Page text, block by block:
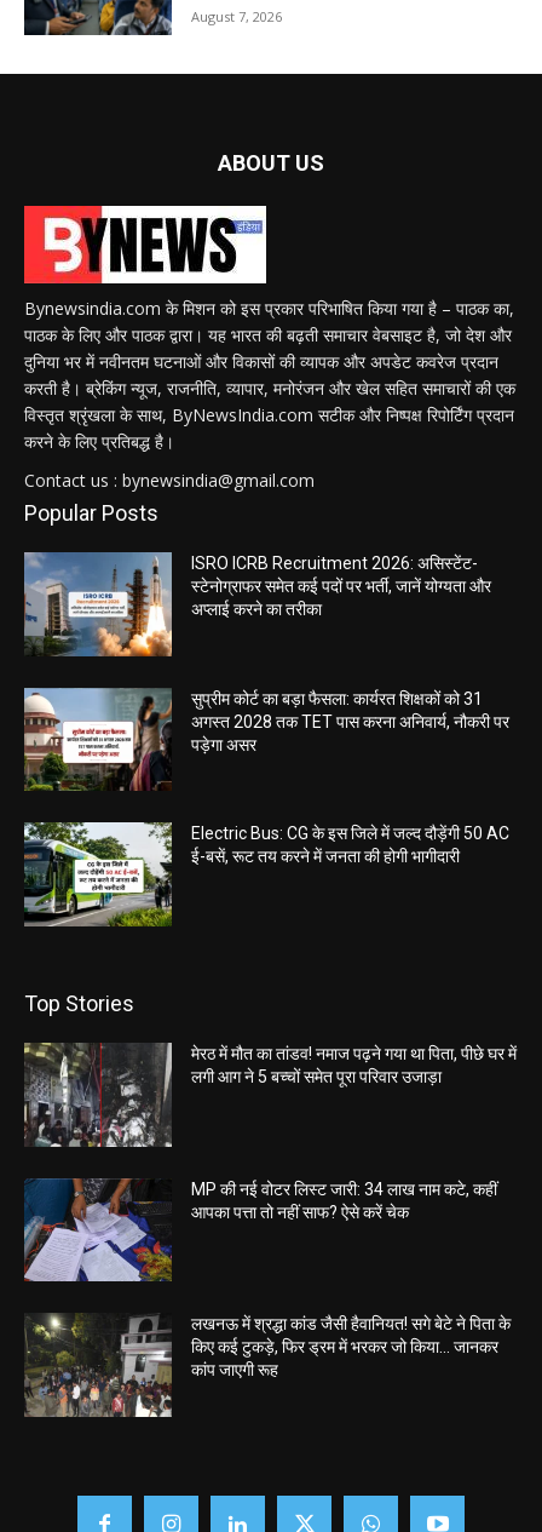
August 7, 2026
ABOUT US
Bynewsindia.com के मिशन को इस प्रकार परिभाषित किया गया है – पाठक का,
पाठक के लिए और पाठक द्वारा। यह भारत की बढ़ती समाचार वेबसाइट है, जो देश और
दुनिया भर में नवीनतम घटनाओं और विकासों की व्यापक और अपडेट कवरेज प्रदान
करती है। ब्रेकिंग न्यूज, राजनीति, व्यापार, मनोरंजन और खेल सहित समाचारों की एक
विस्तृत श्रृंखला के साथ, ByNewsIndia.com सटीक और निष्पक्ष रिपोर्टिंग प्रदान
करने के लिए प्रतिबद्ध है।
Contact us : bynewsindia@gmail.com
Popular Posts
ISRO ICRB Recruitment 2026: असिस्टेंट-
स्टेनोग्राफर समेत कई पदों पर भर्ती, जानें योग्यता और
अप्लाई करने का तरीका
सुप्रीम कोर्ट का बड़ा फैसला: कार्यरत शिक्षकों को 31
अगस्त 2028 तक TET पास करना अनिवार्य, नौकरी पर
पड़ेगा असर
Electric Bus: CG के इस जिले में जल्द दौड़ेंगी 50 AC
ई-बसें, रूट तय करने में जनता की होगी भागीदारी
Top Stories
मेरठ में मौत का तांडव! नमाज पढ़ने गया था पिता, पीछे घर में
लगी आग ने 5 बच्चों समेत पूरा परिवार उजाड़ा
MP की नई वोटर लिस्ट जारी: 34 लाख नाम कटे, कहीं
आपका पत्ता तो नहीं साफ? ऐसे करें चेक
लखनऊ में श्रद्धा कांड जैसी हैवानियत! सगे बेटे ने पिता के
किए कई टुकड़े, फिर ड्रम में भरकर जो किया… जानकर
कांप जाएगी रूह